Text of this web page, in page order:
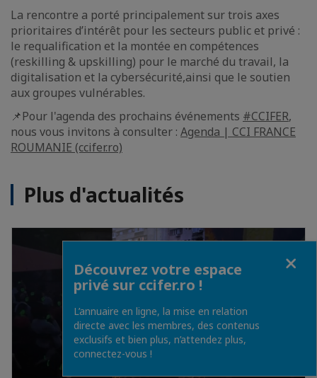
La rencontre a porté principalement sur trois axes
prioritaires d’intérêt pour les secteurs public et privé :
le requalification et la montée en compétences
(reskilling & upskilling) pour le marché du travail, la
digitalisation et la cybersécurité,ainsi que le soutien
aux groupes vulnérables.
📌Pour l'agenda des prochains événements #CCIFER,
nous vous invitons à consulter : Agenda | CCI FRANCE
ROUMANIE (ccifer.ro)
Plus d'actualités
Découvrez votre espace
privé sur ccifer.ro !
L’annuaire en ligne, la mise en relation
directe avec les membres, des contenus
exclusifs et bien plus, n’attendez plus,
connectez-vous !